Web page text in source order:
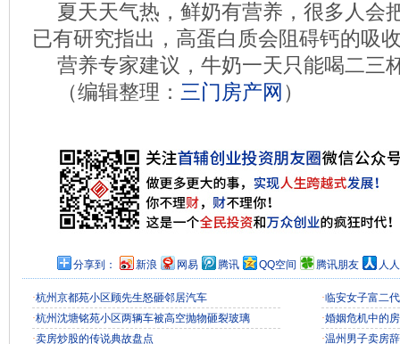
夏天天气热，鲜奶有营养，很多人会
已有研究指出，高蛋白质会阻碍钙的吸
营养专家建议，牛奶一天只能喝二三
（编辑整理： 三门房产网 ）
分享到： 新浪 网易 腾讯 QQ空间 腾讯朋友 人
·杭州京都苑小区顾先生怒砸邻居汽车
·杭州沈塘铭苑小区两辆车被高空抛物砸裂玻璃
·卖房炒股的传说典故盘点
·临安女子富二
·婚姻危机中的
·温州男子卖房